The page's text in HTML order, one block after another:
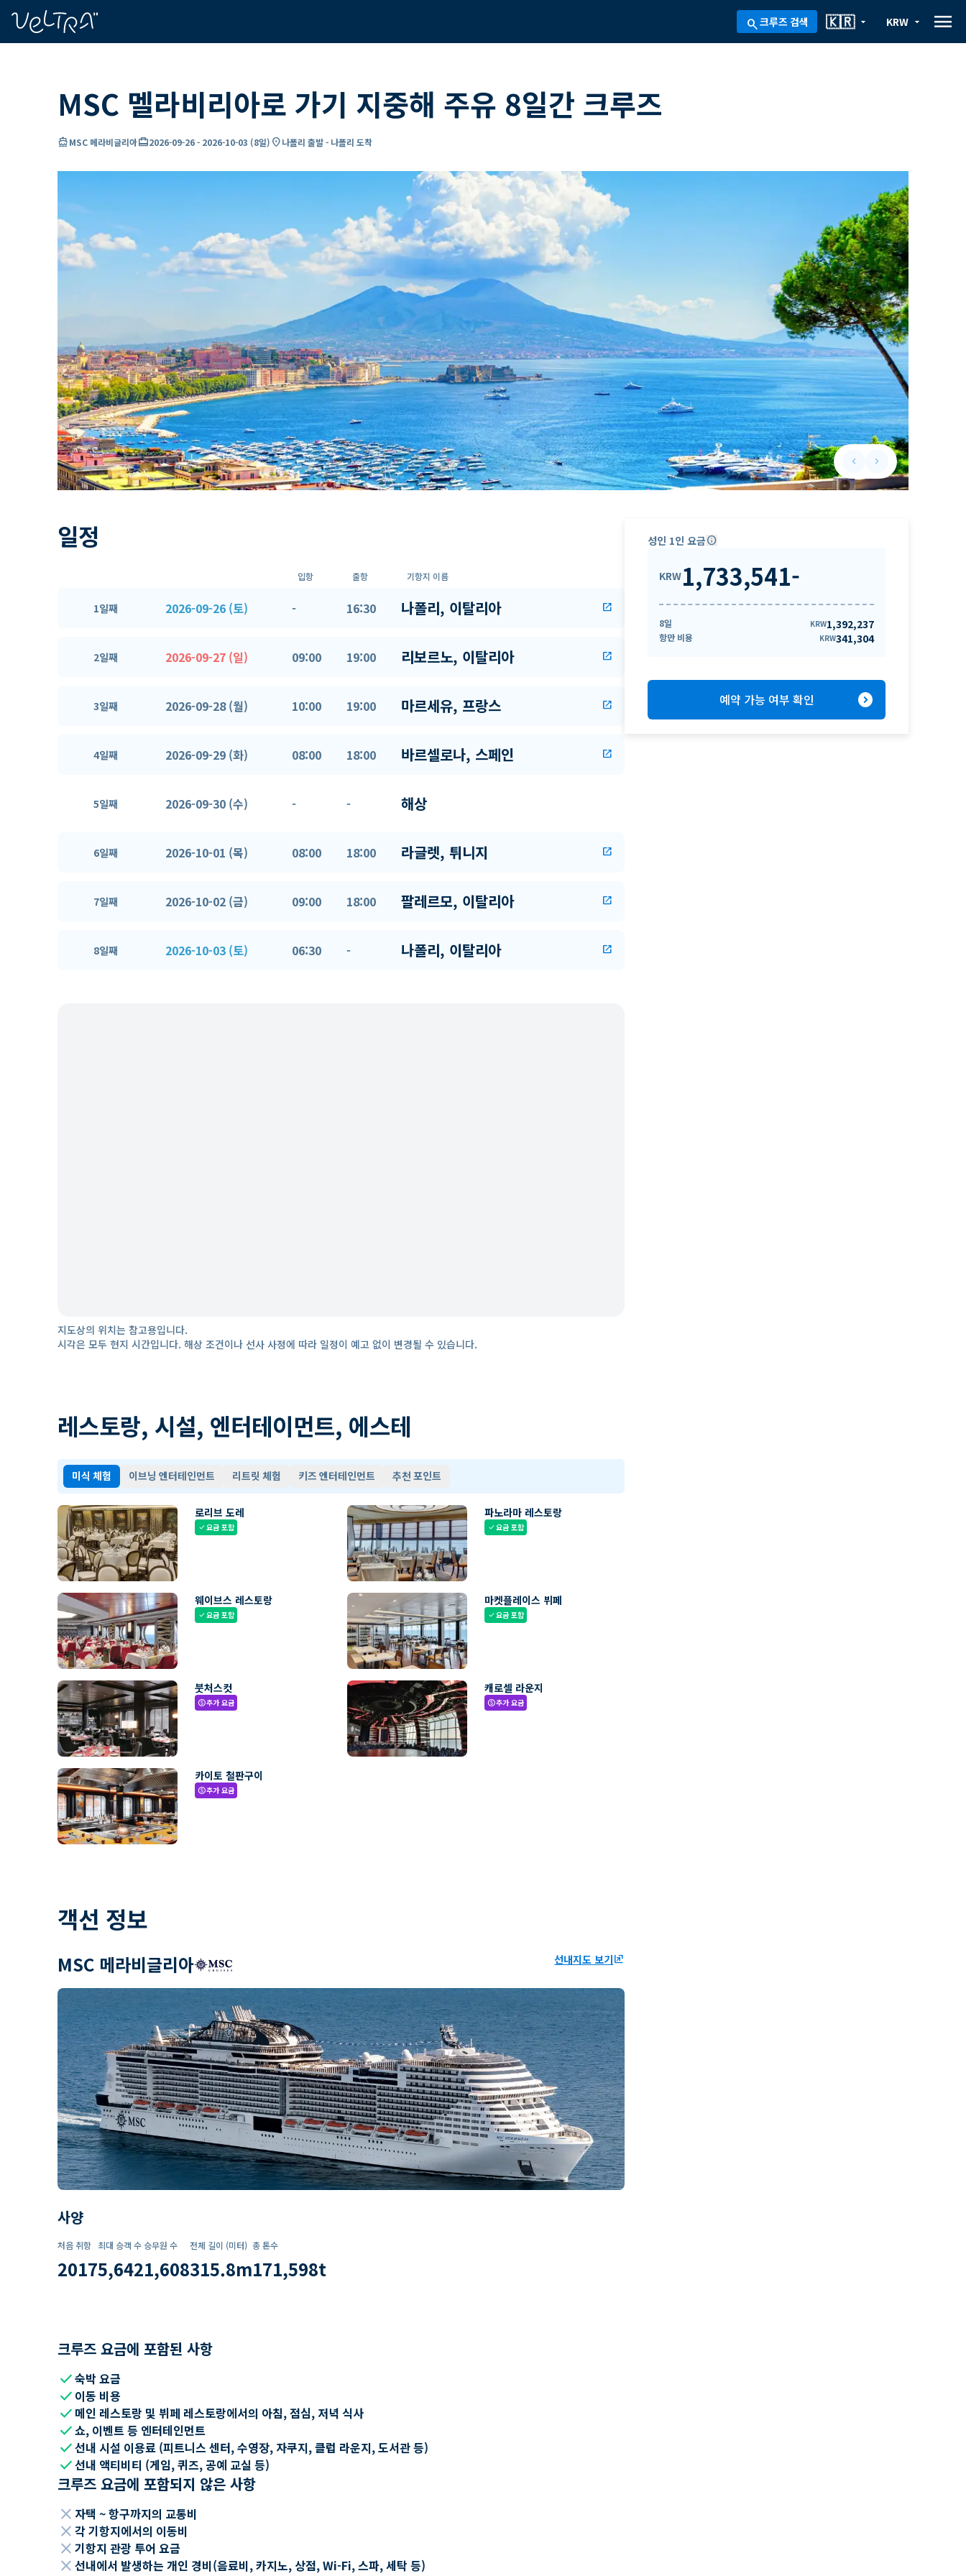
search크루즈 검색 arrow_drop_down
🇰🇷 arrow_drop_down
KRW menu
MSC 멜라비리아로 가기 지중해 주유 8일간 크루즈
directions_boatMSC 메라비글리아card_travel2026-09-26- 2026-10-03 (8일) location_on나폴리 출발 - 나폴리 도착
keyboard_arrow_leftPrevious slide
keyboard_arrow_rightNext slide
일정
입항 출항 기항지 이름
1일째 2026-09-26 (토) - 16:30 나폴리, 이탈리아 open_in_new
2일째 2026-09-27 (일) 09:00 19:00 리보르노, 이탈리아 open_in_new
3일째 2026-09-28 (월) 10:00 19:00 마르세유, 프랑스 open_in_new
4일째 2026-09-29 (화) 08:00 18:00 바르셀로나, 스페인 open_in_new
5일째 2026-09-30 (수) - - 해상
6일째 2026-10-01 (목) 08:00 18:00 라글렛, 튀니지 open_in_new
7일째 2026-10-02 (금) 09:00 18:00 팔레르모, 이탈리아 open_in_new
8일째 2026-10-03 (토) 06:30 - 나폴리, 이탈리아 open_in_new
지도상의 위치는 참고용입니다.
시각은 모두 현지 시간입니다. 해상 조건이나 선사 사정에 따라 일정이 예고 없이 변경될 수 있습니다.
레스토랑, 시설, 엔터테이먼트, 에스테
미식 체험 이브닝 엔터테인먼트 리트릿 체험 키즈 엔터테인먼트 추천 포인트
로리브 도레
check요금 포함
파노라마 레스토랑
check요금 포함
웨이브스 레스토랑
check요금 포함
마켓플레이스 뷔페
check요금 포함
붓처스컷
paid추가 요금
캐로셀 라운지
paid추가 요금
카이토 철판구이
paid추가 요금
객선 정보
MSC 메라비글리아 선내지도 보기ungroup
사양
처음 취항
2017
최대 승객 수
5,642
승무원 수
1,608
전체 길이 (미터)
315.8m
총 톤수
171,598t
크루즈 요금에 포함된 사항
check숙박 요금
check 이동 비용
check 메인 레스토랑 및 뷔페 레스토랑에서의 아침, 점심, 저녁 식사
check쇼, 이벤트 등 엔터테인먼트
check선내 시설 이용료 (피트니스 센터, 수영장, 자쿠지, 클럽 라운지, 도서관 등)
check선내 액티비티 (게임, 퀴즈, 공예 교실 등)
크루즈 요금에 포함되지 않은 사항
close 자택 ~ 항구까지의 교통비
close 각 기항지에서의 이동비
close 기항지 관광 투어 요금
close 선내에서 발생하는 개인 경비(음료비, 카지노, 상점, Wi-Fi, 스파, 세탁 등)
성인 1인 요금info
KRW1,733,541-
8일 KRW1,392,237
항만 비용 KRW341,304
예약 가능 여부 확인 expand_circle_right